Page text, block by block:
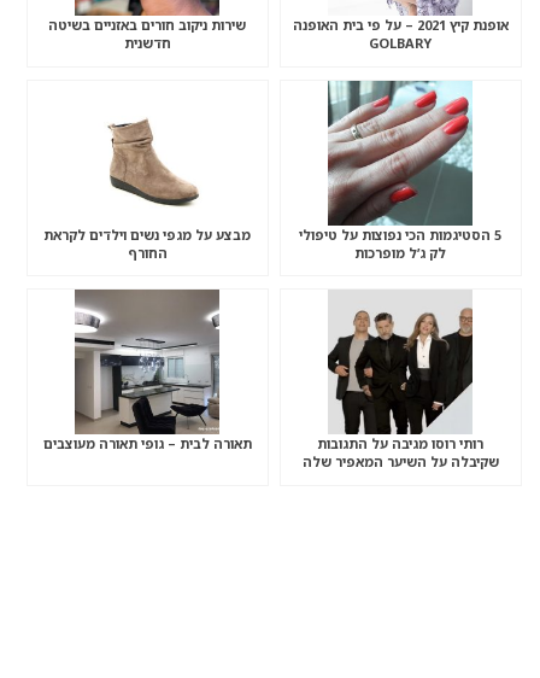
אופנת קיץ 2021 – על פי בית האופנה
GOLBARY
שירות ניקוב חורים באזניים בשיטה
חדשנית
5 הסטיגמות הכי נפוצות על טיפולי
לק ג’ל מופרכות
מבצע על מגפי נשים וילדים לקראת
החורף
רותי רוסו מגיבה על התגובות
שקיבלה על השיער המאפיר שלה
תאורה לבית – גופי תאורה מעוצבים